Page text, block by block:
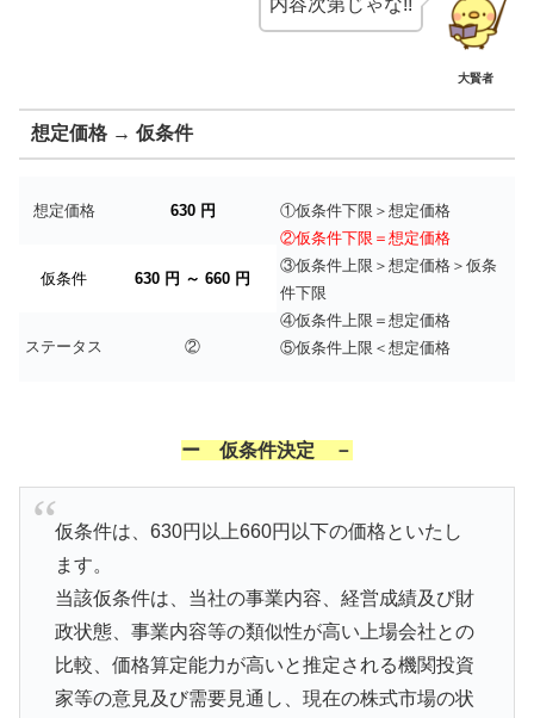
大賢者
内容次第じゃな!!
想定価格 → 仮条件
想定価格 630 円
①仮条件下限＞想定価格
②仮条件下限＝想定価格
③仮条件上限＞想定価格＞仮条
件下限
④仮条件上限＝想定価格
⑤仮条件上限＜想定価格
仮条件 630 円 ～ 660 円
ステータス ②
ー 仮条件決定 －
仮条件は、630円以上660円以下の価格といたし
ます。
当該仮条件は、当社の事業内容、経営成績及び財
政状態、事業内容等の類似性が高い上場会社との
比較、価格算定能力が高いと推定される機関投資
家等の意見及び需要見通し、現在の株式市場の状